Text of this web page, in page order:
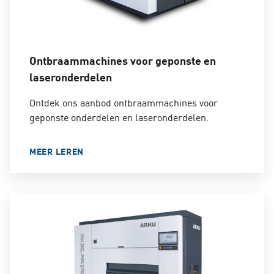
Ontbraammachines voor geponste en
laseronderdelen
Ontdek ons aanbod ontbraammachines voor
geponste onderdelen en laseronderdelen.
MEER LEREN